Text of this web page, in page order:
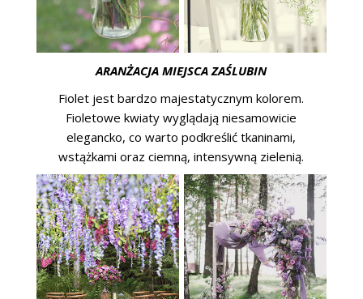
ARANŻACJA MIEJSCA ZAŚLUBIN
Fiolet jest bardzo majestatycznym kolorem.
Fioletowe kwiaty wyglądają niesamowicie
elegancko, co warto podkreślić tkaninami,
wstążkami oraz ciemną, intensywną zielenią.